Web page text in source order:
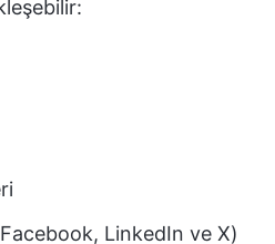
LinkedIn ve X)